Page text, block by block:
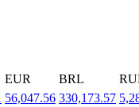
EUR BRL
56,047.56 330,173.57